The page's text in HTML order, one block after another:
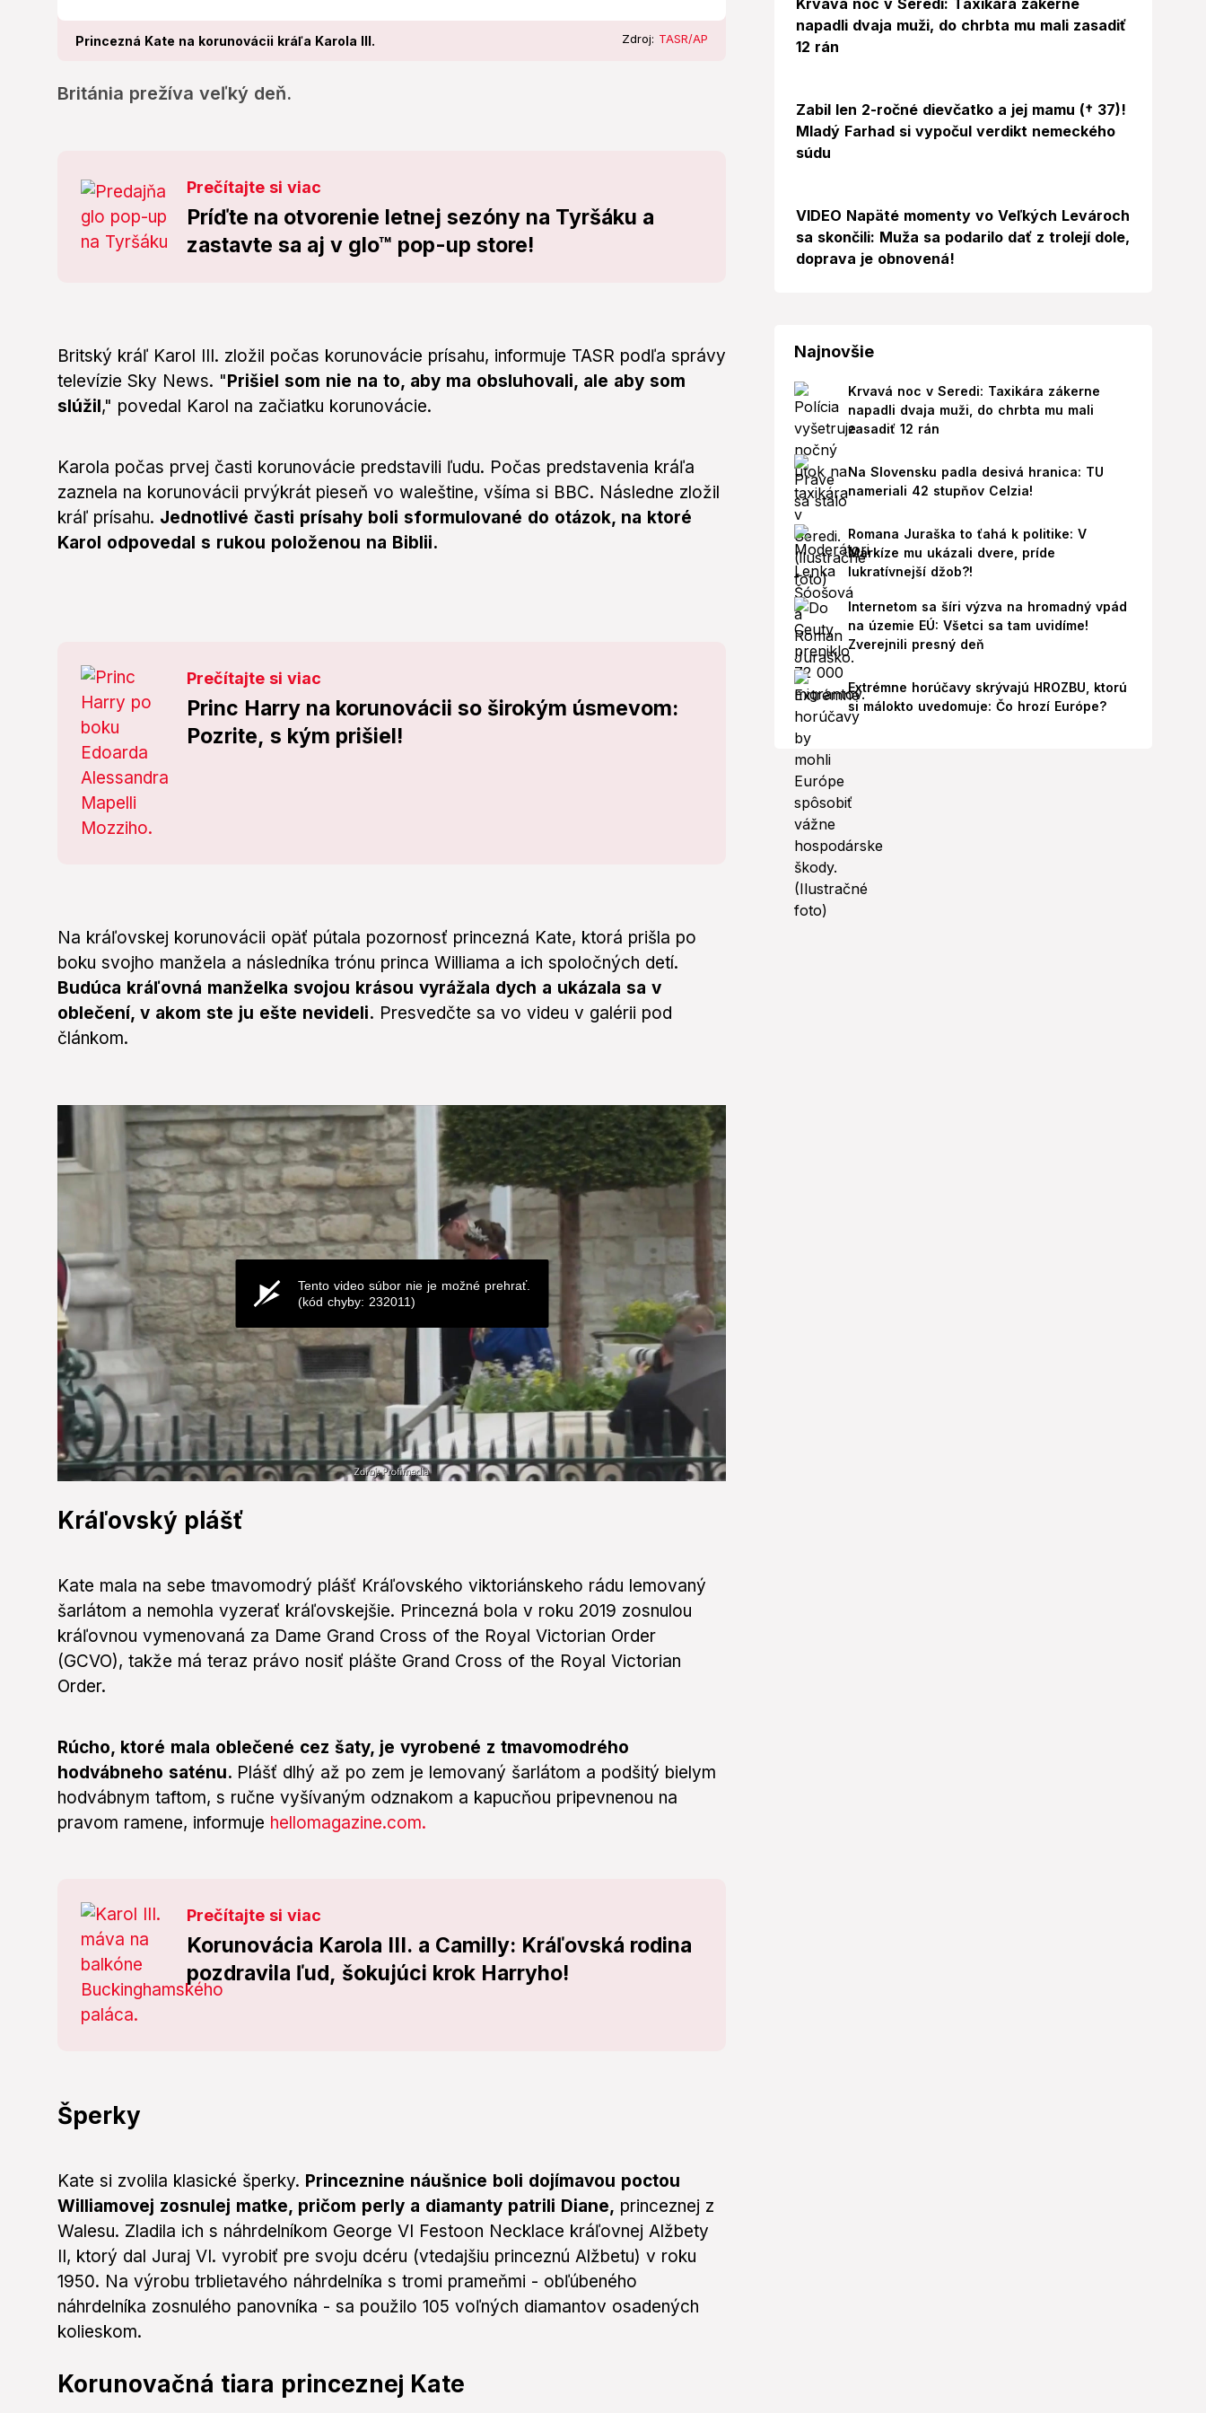
Princezná Kate na korunovácii kráľa Karola III. Zdroj: TASR/AP
Británia prežíva veľký deň.
Prečítajte si viac
Príďte na otvorenie letnej sezóny na Tyršáku a
zastavte sa aj v glo™ pop-up store!
Britský kráľ Karol III. zložil počas korunovácie prísahu, informuje TASR podľa správy
televízie Sky News. "Prišiel som nie na to, aby ma obsluhovali, ale aby som
slúžil," povedal Karol na začiatku korunovácie.
Karola počas prvej časti korunovácie predstavili ľudu. Počas predstavenia kráľa
zaznela na korunovácii prvýkrát pieseň vo waleštine, všíma si BBC. Následne zložil
kráľ prísahu. Jednotlivé časti prísahy boli sformulované do otázok, na ktoré
Karol odpovedal s rukou položenou na Biblii.
Prečítajte si viac
Princ Harry na korunovácii so širokým úsmevom:
Pozrite, s kým prišiel!
Na kráľovskej korunovácii opäť pútala pozornosť princezná Kate, ktorá prišla po
boku svojho manžela a následníka trónu princa Williama a ich spoločných detí.
Budúca kráľovná manželka svojou krásou vyrážala dych a ukázala sa v
oblečení, v akom ste ju ešte nevideli. Presvedčte sa vo videu v galérii pod
článkom.
of
0
Tento video súbor nie je možné prehrať.
(kód chyby: 232011)
Kráľovský plášť
Kate mala na sebe tmavomodrý plášť Kráľovského viktoriánskeho rádu lemovaný
šarlátom a nemohla vyzerať kráľovskejšie. Princezná bola v roku 2019 zosnulou
kráľovnou vymenovaná za Dame Grand Cross of the Royal Victorian Order
(GCVO), takže má teraz právo nosiť plášte Grand Cross of the Royal Victorian
Order.
Rúcho, ktoré mala oblečené cez šaty, je vyrobené z tmavomodrého
hodvábneho saténu. Plášť dlhý až po zem je lemovaný šarlátom a podšitý bielym
hodvábnym taftom, s ručne vyšívaným odznakom a kapucňou pripevnenou na
pravom ramene, informuje hellomagazine.com.
Prečítajte si viac
Korunovácia Karola III. a Camilly: Kráľovská rodina
pozdravila ľud, šokujúci krok Harryho!
Šperky
Kate si zvolila klasické šperky. Princeznine náušnice boli dojímavou poctou
Williamovej zosnulej matke, pričom perly a diamanty patrili Diane, princeznej z
Walesu. Zladila ich s náhrdelníkom George VI Festoon Necklace kráľovnej Alžbety
II, ktorý dal Juraj VI. vyrobiť pre svoju dcéru (vtedajšiu princeznú Alžbetu) v roku
1950. Na výrobu trblietavého náhrdelníka s tromi prameňmi - obľúbeného
náhrdelníka zosnulého panovníka - sa použilo 105 voľných diamantov osadených
kolieskom.
Korunovačná tiara princeznej Kate
Krvavá noc v Seredi: Taxikára zákerne
napadli dvaja muži, do chrbta mu mali zasadiť
12 rán
Zabil len 2-ročné dievčatko a jej mamu († 37)!
Mladý Farhad si vypočul verdikt nemeckého
súdu
VIDEO Napäté momenty vo Veľkých Levároch
sa skončili: Muža sa podarilo dať z trolejí dole,
doprava je obnovená!
Najnovšie
Krvavá noc v Seredi: Taxikára zákerne
napadli dvaja muži, do chrbta mu mali
zasadiť 12 rán
Na Slovensku padla desivá hranica: TU
nameriali 42 stupňov Celzia!
Romana Juraška to ťahá k politike: V
Markíze mu ukázali dvere, príde
lukratívnejší džob?!
Internetom sa šíri výzva na hromadný vpád
na územie EÚ: Všetci sa tam uvidíme!
Zverejnili presný deň
Extrémne horúčavy skrývajú HROZBU, ktorú
si málokto uvedomuje: Čo hrozí Európe?